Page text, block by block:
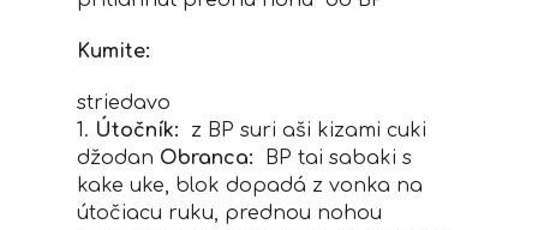
Kumite:
striedavo
1. Útočník: z BP suri aši kizami cuki
džodan Obranca: BP tai sabaki s
kake uke, blok dopadá z vonka na
útočiacu ruku, prednou nohou